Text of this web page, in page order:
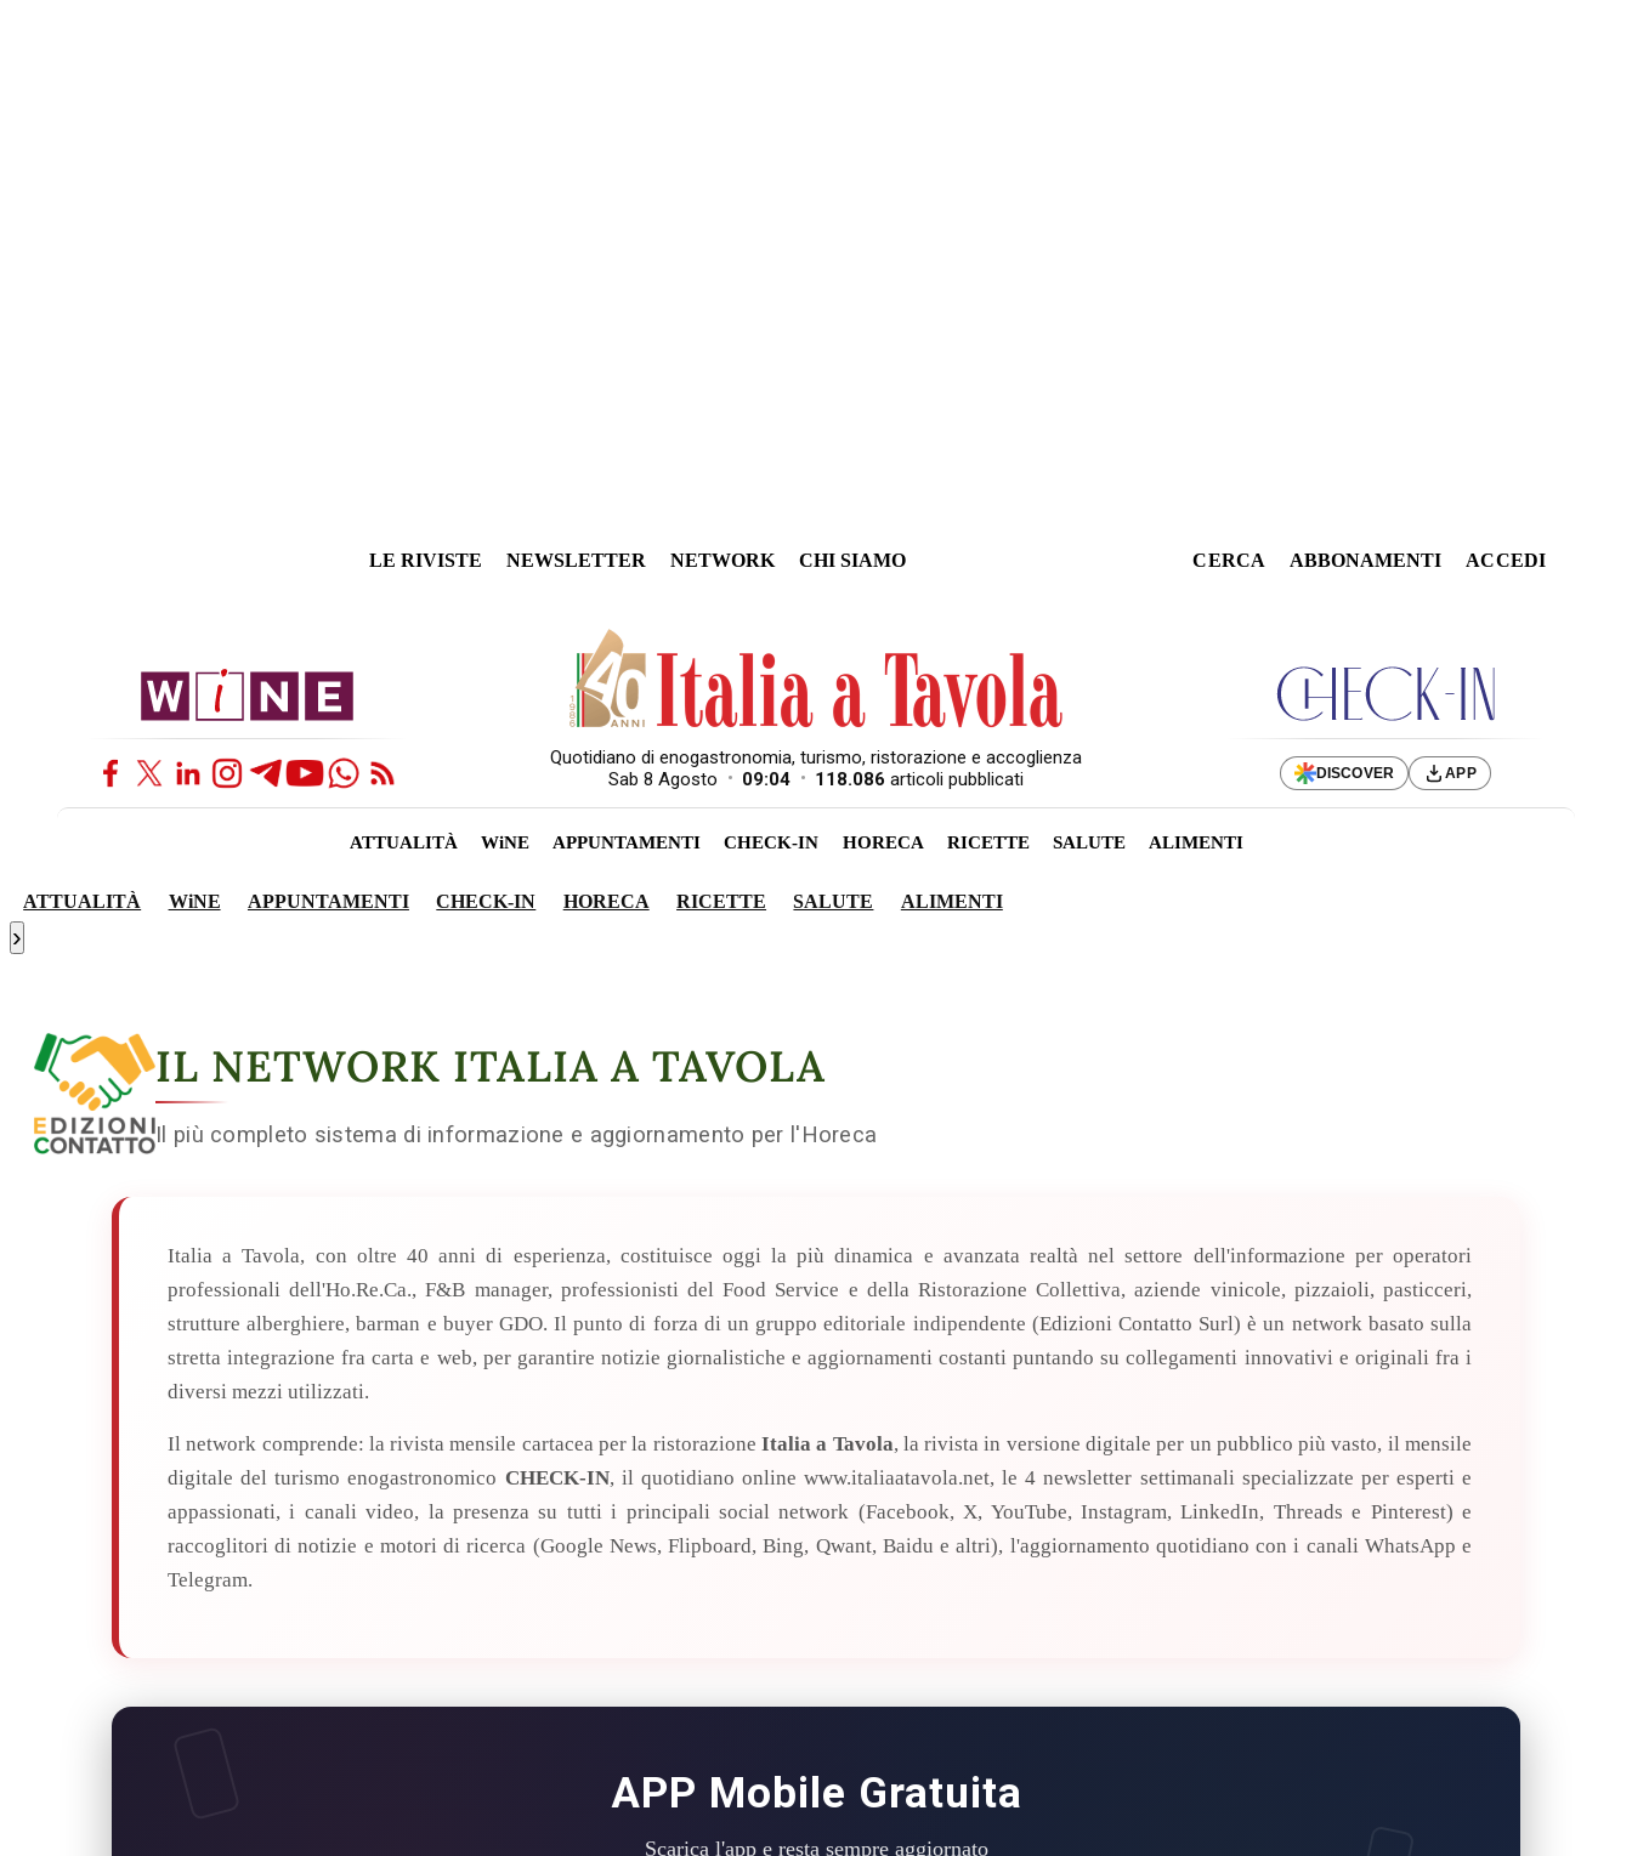
LE RIVISTE NEWSLETTER NETWORK CHI SIAMO CERCA ABBONAMENTI ACCEDI
Quotidiano di enogastronomia, turismo, ristorazione e accoglienza
Sab 8 Agosto • 09:04 • 118.086 articoli pubblicati DISCOVER APP
ATTUALITÀ WiNE APPUNTAMENTI CHECK-IN HORECA RICETTE SALUTE ALIMENTI
ATTUALITÀ WiNE APPUNTAMENTI CHECK-IN HORECA RICETTE SALUTE ALIMENTI
›
IL NETWORK ITALIA A TAVOLA
Il più completo sistema di informazione e aggiornamento per l'Horeca
Italia a Tavola, con oltre 40 anni di esperienza, costituisce oggi la più dinamica e avanzata realtà nel settore dell'informazione per operatori
professionali dell'Ho.Re.Ca., F&B manager, professionisti del Food Service e della Ristorazione Collettiva, aziende vinicole, pizzaioli, pasticceri,
strutture alberghiere, barman e buyer GDO. Il punto di forza di un gruppo editoriale indipendente (Edizioni Contatto Surl) è un network basato sulla
stretta integrazione fra carta e web, per garantire notizie giornalistiche e aggiornamenti costanti puntando su collegamenti innovativi e originali fra i
diversi mezzi utilizzati.
Il network comprende: la rivista mensile cartacea per la ristorazione Italia a Tavola, la rivista in versione digitale per un pubblico più vasto, il mensile
digitale del turismo enogastronomico CHECK-IN, il quotidiano online www.italiaatavola.net, le 4 newsletter settimanali specializzate per esperti e
appassionati, i canali video, la presenza su tutti i principali social network (Facebook, X, YouTube, Instagram, LinkedIn, Threads e Pinterest) e
raccoglitori di notizie e motori di ricerca (Google News, Flipboard, Bing, Qwant, Baidu e altri), l'aggiornamento quotidiano con i canali WhatsApp e
Telegram.
APP Mobile Gratuita
Scarica l'app e resta sempre aggiornato